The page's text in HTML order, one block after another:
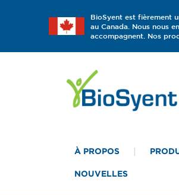
BioSyent est fièrement
au Canada. Nous nous
accompagnent. Nos
À PROPOS
NOUVELLES